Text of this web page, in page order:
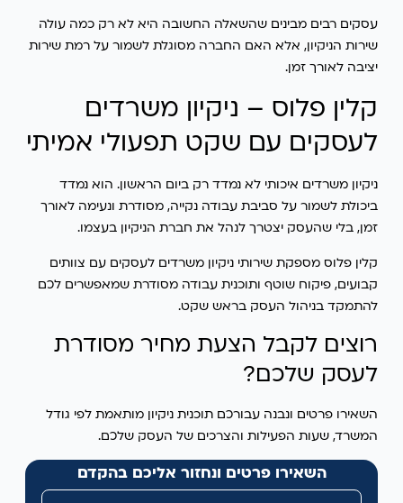
עסקים רבים מבינים שהשאלה החשובה היא לא רק כמה עולה
שירות הניקיון, אלא האם החברה מסוגלת לשמור על רמת שירות
יציבה לאורך זמן.
קלין פלוס – ניקיון משרדים
לעסקים עם שקט תפעולי אמיתי
ניקיון משרדים איכותי לא נמדד רק ביום הראשון. הוא נמדד
ביכולת לשמור על סביבת עבודה נקייה, מסודרת ונעימה לאורך
זמן, בלי שהעסק יצטרך לנהל את חברת הניקיון בעצמו.
קלין פלוס מספקת שירותי ניקיון משרדים לעסקים עם צוותים
קבועים, פיקוח שוטף ותוכנית עבודה מסודרת שמאפשרים לכם
להתמקד בניהול העסק בראש שקט.
רוצים לקבל הצעת מחיר מסודרת
לעסק שלכם?
השאירו פרטים ונבנה עבורכם תוכנית ניקיון מותאמת לפי גודל
המשרד, שעות הפעילות והצרכים של העסק שלכם.
השאירו פרטים ונחזור אליכם בהקדם